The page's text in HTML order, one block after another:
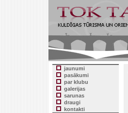
jaunumi
pasākumi
par klubu
galerijas
sarunas
draugi
kontakti